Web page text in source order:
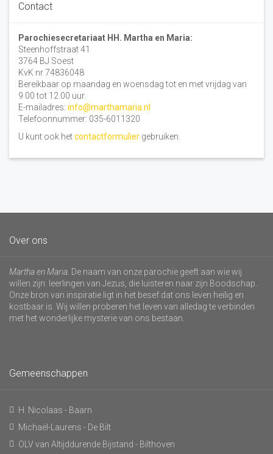
Contact
Parochiesecretariaat HH. Martha en Maria:
Steenhoffstraat 41
3764 BJ Soest
KvK nr 74836048
Bereikbaar op maandag en woensdag tot en met vrijdag van
9.00 tot 12.00 uur.
E-mailadres: info@marthamaria.nl
Telefoonnummer: 035-6011320
U kunt ook hetcontactformulier gebruiken.
Over ons
Martha en Maria . De naam van onze parochie geeft aan wie wij
willen zijn: leerlingen van Jezus, die luisteren naar zijn Boodschap.
Onze bron van inspiratie ligt in het besef dat ons leven heilig en
kostbaar is. Wij willen proberen het leven van alledag te verbinden
met het wonderlijke mysterie van ons bestaan.
Gemeenschappen
H. Nicolaas - Baarn
Michaël-Laurens - De Bilt
OLV van Altijddurende Bijstand - Bilthoven